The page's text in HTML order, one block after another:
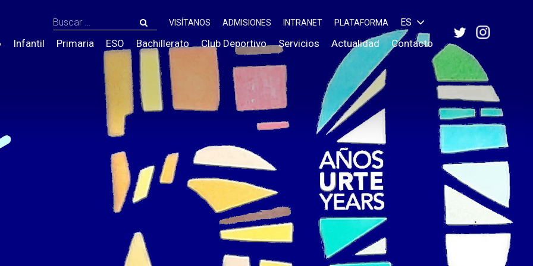
Buscar: VISÍTANOS ADMISIONES INTRANET PLATAFORMA ES
Infantil Primaria ESO Bachillerato Club Deportivo Servicios Actualidad Contacto